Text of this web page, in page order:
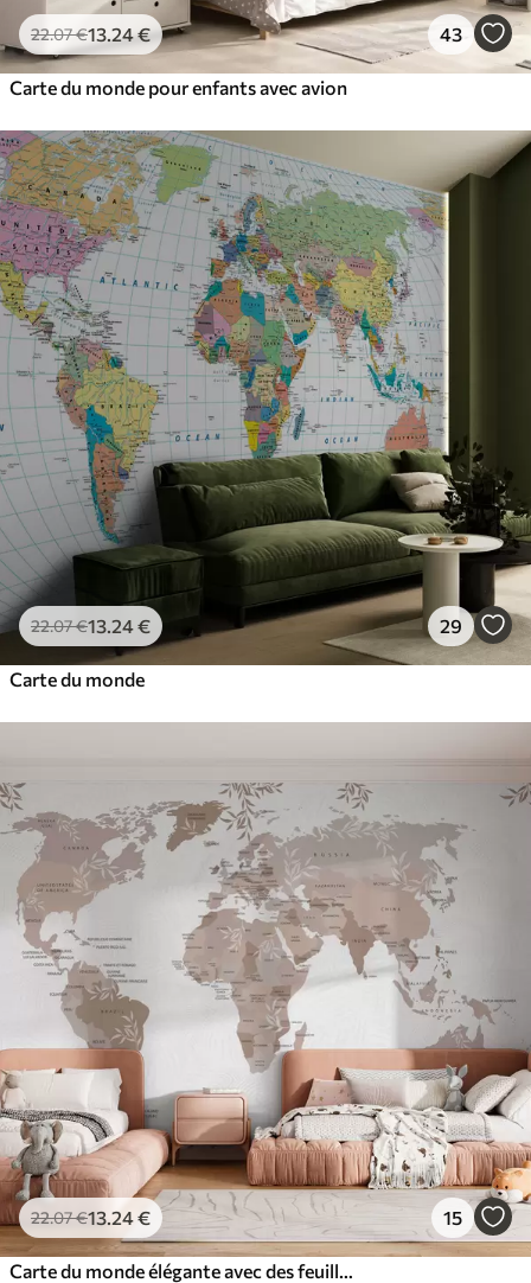
22.07€13.24€ 43
Carte du monde pour enfants avec avion
22.07€13.24€ 29
Carte du monde
22.07€13.24€ 15
Carte du monde élégante avec des feuilles et des plantes